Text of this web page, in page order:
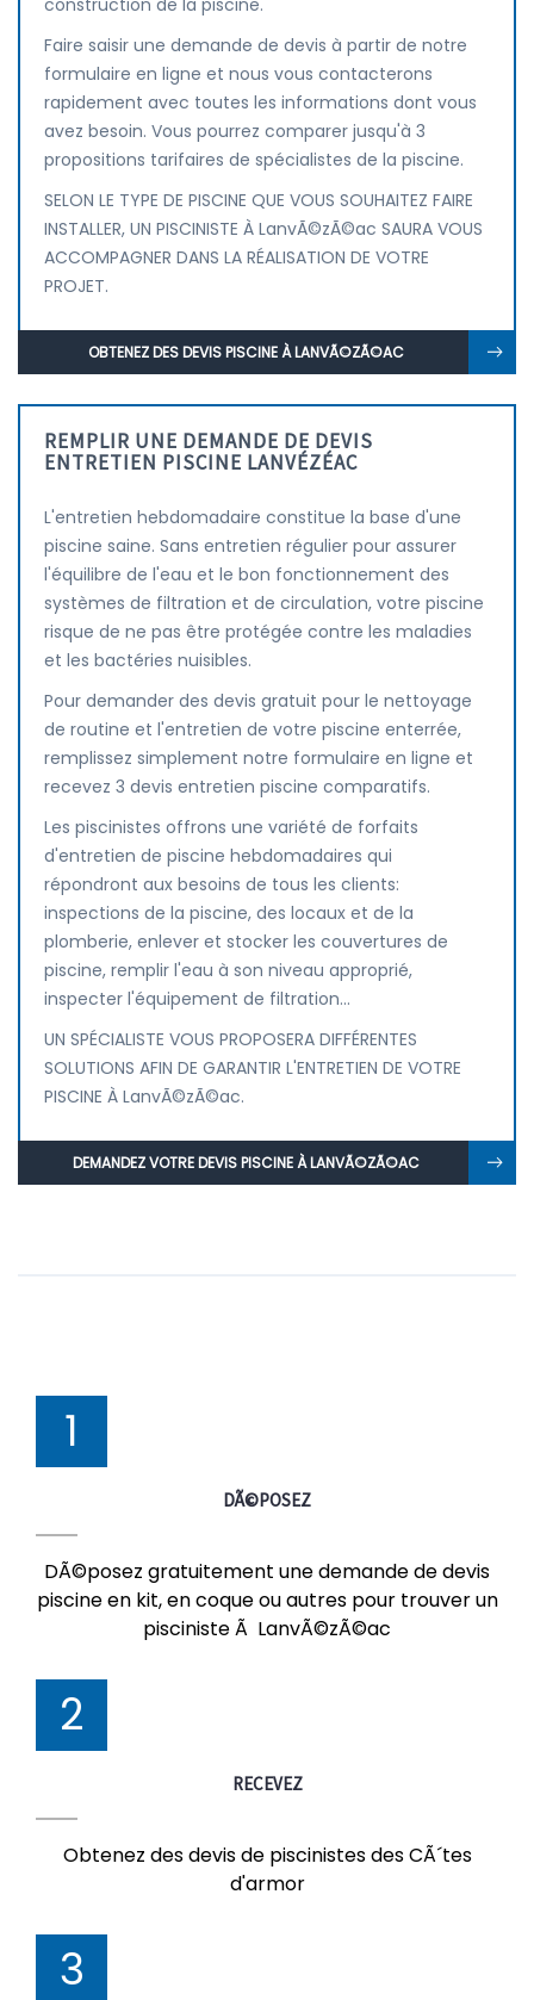
construction de la piscine.
Faire saisir une demande de devis à partir de notre
formulaire en ligne et nous vous contacterons
rapidement avec toutes les informations dont vous
avez besoin. Vous pourrez comparer jusqu'à 3
propositions tarifaires de spécialistes de la piscine.
SELON LE TYPE DE PISCINE QUE VOUS SOUHAITEZ FAIRE
INSTALLER, UN PISCINISTE À LanvÃ©zÃ©ac SAURA VOUS
ACCOMPAGNER DANS LA RÉALISATION DE VOTRE
PROJET.
OBTENEZ DES DEVIS PISCINE À LANVÃ©ZÃ©AC
REMPLIR UNE DEMANDE DE DEVIS
ENTRETIEN PISCINE LANVÉZÉAC
L'entretien hebdomadaire constitue la base d'une
piscine saine. Sans entretien régulier pour assurer
l'équilibre de l'eau et le bon fonctionnement des
systèmes de filtration et de circulation, votre piscine
risque de ne pas être protégée contre les maladies
et les bactéries nuisibles.
Pour demander des devis gratuit pour le nettoyage
de routine et l'entretien de votre piscine enterrée,
remplissez simplement notre formulaire en ligne et
recevez 3 devis entretien piscine comparatifs.
Les piscinistes offrons une variété de forfaits
d'entretien de piscine hebdomadaires qui
répondront aux besoins de tous les clients:
inspections de la piscine, des locaux et de la
plomberie, enlever et stocker les couvertures de
piscine, remplir l'eau à son niveau approprié,
inspecter l'équipement de filtration...
UN SPÉCIALISTE VOUS PROPOSERA DIFFÉRENTES
SOLUTIONS AFIN DE GARANTIR L'ENTRETIEN DE VOTRE
PISCINE À LanvÃ©zÃ©ac.
DEMANDEZ VOTRE DEVIS PISCINE À LANVÃ©ZÃ©AC
1
DÃ©POSEZ
DÃ©posez gratuitement une demande de devis
piscine en kit, en coque ou autres pour trouver un
pisciniste Ã LanvÃ©zÃ©ac
2
RECEVEZ
Obtenez des devis de piscinistes des CÃ´tes
d'armor
3